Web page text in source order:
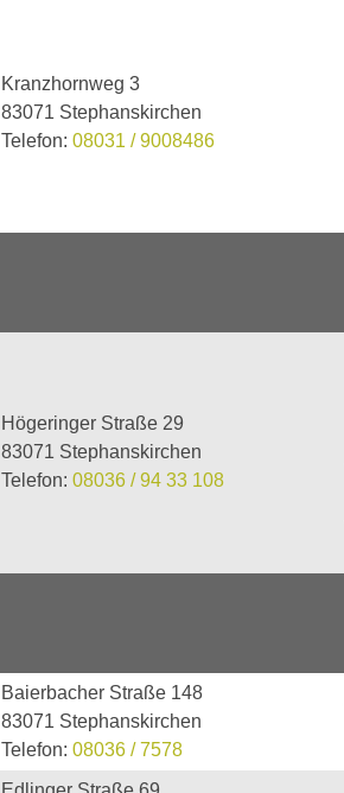
Kranzhornweg 3
83071 Stephanskirchen
Telefon: 08031 / 9008486
Högeringer Straße 29
83071 Stephanskirchen
Telefon: 08036 / 94 33 108
Baierbacher Straße 148
83071 Stephanskirchen
Telefon: 08036 / 7578